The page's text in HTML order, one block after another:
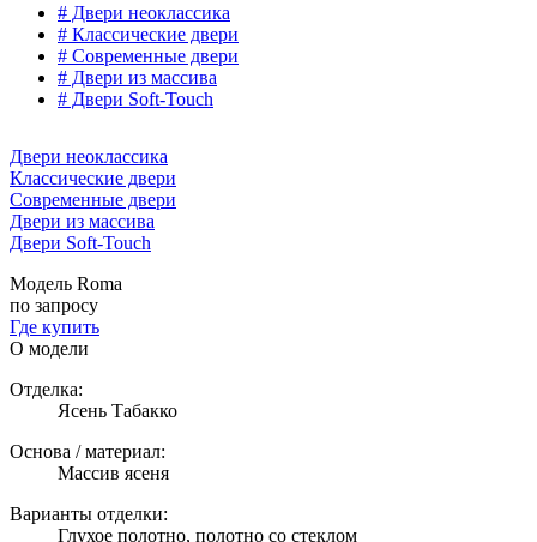
# Двери неоклассика
# Классические двери
# Современные двери
# Двери из массива
# Двери Soft-Touch
Двери неоклассика
Классические двери
Современные двери
Двери из массива
Двери Soft-Touch
Модель Roma
по запросу
Где купить
О модели
Отделка:
Ясень Табакко
Основа / материал:
Массив ясеня
Варианты отделки:
Глухое полотно, полотно со стеклом